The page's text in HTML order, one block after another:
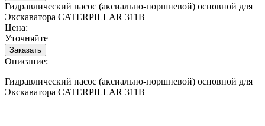
Гидравлический насос (аксиально-поршневой) основной для
Экскаватора CATERPILLAR 311B
Цена:
Уточняйте
Описание:
Гидравлический насос (аксиально-поршневой) основной для
Экскаватора CATERPILLAR 311B